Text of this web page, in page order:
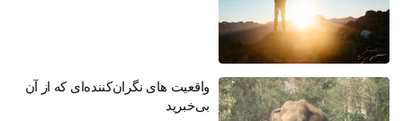
واقعیت های نگران‌کننده‌ای که از آن
بی‌خبرید